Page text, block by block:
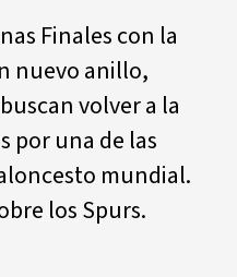
Finales con la
nuevo anillo,
volver a la
por una de las
mundial.
los Spurs.